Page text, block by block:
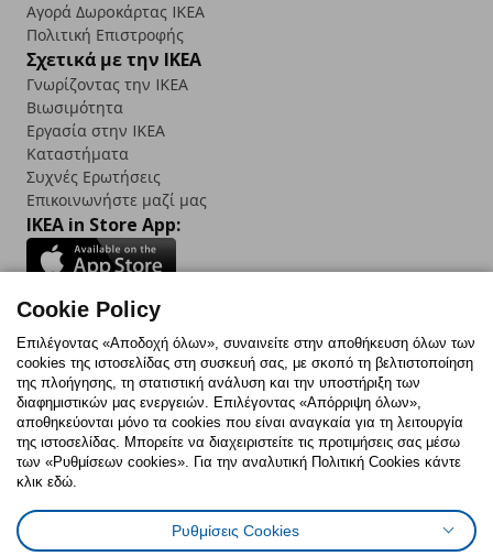
Αγορά Δωρoκάρτας IKEA
Πολιτική Επιστροφής
Σχετικά με την IKEA
Γνωρίζοντας την IKEA
Βιωσιμότητα
Εργασία στην IKEA
Καταστήματα
Συχνές Ερωτήσεις
Επικοινωνήστε μαζί μας
IKEA in Store App:
Follow us:
FacebookInstagram
TikTokYoutubePinterestTwitter
Πολιτική CookiesΔήλωση ψηφιακής προσβασιμότητας
Ρυθμίσεις cookiesΌροι Χρήσης
Cookie Policy
Επιλέγοντας «Αποδοχή όλων», συναινείτε στην αποθήκευση όλων των
cookies της ιστοσελίδας στη συσκευή σας, με σκοπό τη βελτιστοποίηση
της πλοήγησης, τη στατιστική ανάλυση και την υποστήριξη των
διαφημιστικών μας ενεργειών. Επιλέγοντας «Απόρριψη όλων»,
αποθηκεύονται μόνο τα cookies που είναι αναγκαία για τη λειτουργία
της ιστοσελίδας. Μπορείτε να διαχειριστείτε τις προτιμήσεις σας μέσω
των «Ρυθμίσεων cookies». Για την αναλυτική Πολιτική Cookies κάντε
κλικ εδώ.
Ρυθμίσεις Cookies